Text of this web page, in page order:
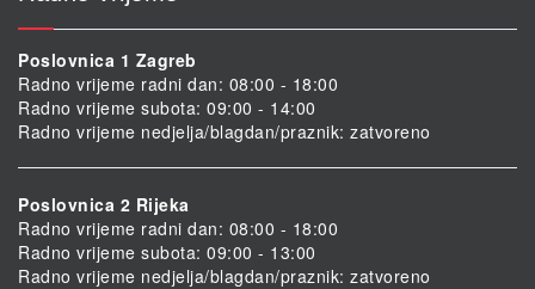
Poslovnica 1 Zagreb
Radno vrijeme radni dan: 08:00 - 18:00
Radno vrijeme subota: 09:00 - 14:00
Radno vrijeme nedjelja/blagdan/praznik: zatvoreno
Poslovnica 2 Rijeka
Radno vrijeme radni dan: 08:00 - 18:00
Radno vrijeme subota: 09:00 - 13:00
Radno vrijeme nedjelja/blagdan/praznik: zatvoreno